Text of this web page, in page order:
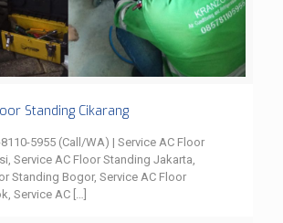
Standing Cikarang
8110-5955 (Call/WA) | Service AC Floor
Service AC Floor Standing Jakarta,
Standing Bogor, Service AC Floor
Service AC